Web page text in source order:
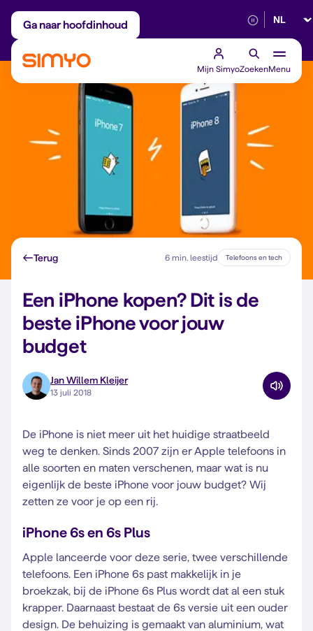
Ga naar hoofdinhoud
Maandelijks aanpasbaar Betrouwbaar
Mijn SimyoZoekenMenu
Terug 6 min. leestijd Telefoons en tech
Een iPhone kopen? Dit is de
beste iPhone voor jouw
budget
Jan Willem Kleijer
13 juli 2018
De iPhone is niet meer uit het huidige straatbeeld
weg te denken. Sinds 2007 zijn er Apple telefoons in
alle soorten en maten verschenen, maar wat is nu
eigenlijk de beste iPhone voor jouw budget? Wij
zetten ze voor je op een rij.
iPhone 6s en 6s Plus
Apple lanceerde voor deze serie, twee verschillende
telefoons. Een iPhone 6s past makkelijk in je
broekzak, bij de iPhone 6s Plus wordt dat al een stuk
krapper. Daarnaast bestaat de 6s versie uit een ouder
design. De behuizing is gemaakt van aluminium, wat